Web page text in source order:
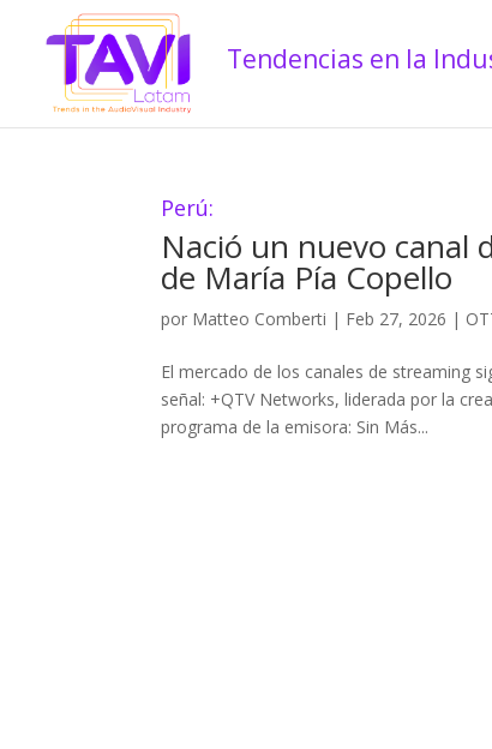
Perú:
Nació un nuevo canal
de María Pía Copello
por Matteo Comberti | Feb 27, 2026 |
El mercado de los canales de streaming
señal: +QTV Networks, liderada por la
programa de la emisora: Sin Más...